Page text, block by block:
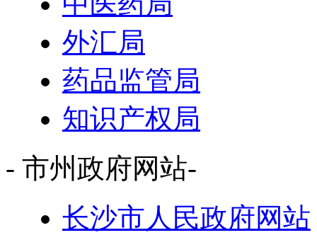
外汇局
药品监管局
知识产权局
- 市州政府网站-
长沙市人民政府网站